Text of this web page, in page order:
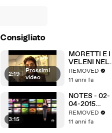
Consigliato
2:19 | Prossimi
video
MORETTI E I
VELENI NEL
PD
REMOVED
11 anni fa
3:15
NOTES - 02-
04-2015
(A3Replay)
REMOVED
11 anni fa